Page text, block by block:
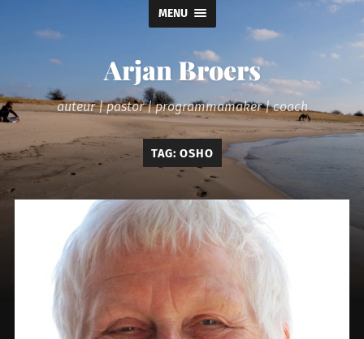
MENU
Arjan Broers
auteur | pastor | programmamaker | coach
TAG: OSHO